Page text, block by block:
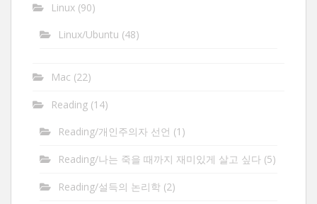
Linux (90)
Linux/Ubuntu (48)
Mac (22)
Reading (14)
Reading/개인주의자 선언 (1)
Reading/나는 죽을 때까지 재미있게 살고 싶다 (5)
Reading/설득의 논리학 (2)